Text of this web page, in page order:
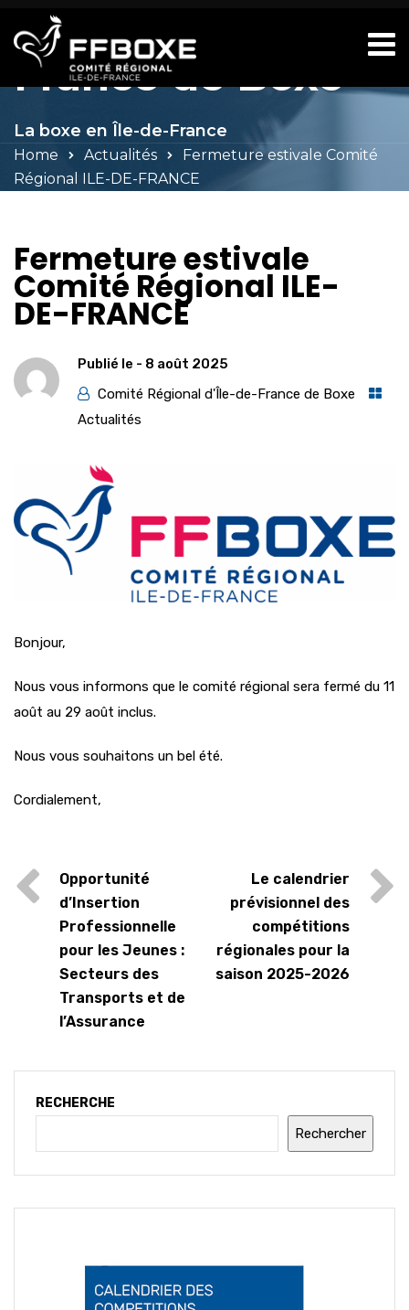
Comité d'Île-de-
France de Boxe
La boxe en Île-de-France
Home Actualités
Fermeture estivale Comité
Régional ILE-DE-FRANCE
Fermeture estivale
Comité Régional ILE-
DE-FRANCE
Publié le - 8 août 2025
Comité Régional d'Île-de-France de Boxe
Actualités
Bonjour,
Nous vous informons que le comité régional sera fermé du 11
août au 29 août inclus.
Nous vous souhaitons un bel été.
Cordialement,
Opportunité
d’Insertion
Professionnelle
pour les Jeunes :
Secteurs des
Transports et de
l’Assurance
Le calendrier
prévisionnel des
compétitions
régionales pour la
saison 2025-2026
RECHERCHE
Rechercher